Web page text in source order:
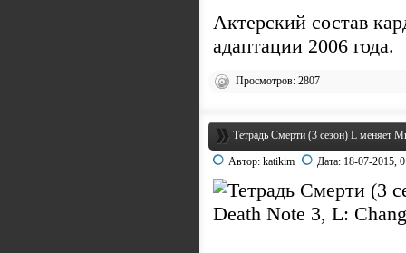
Актерский состав
адаптации 2006 года.
Просмотров: 2807
Тетрадь Смерти (3 сезон) L меняет
Автор: katikim Дата: 18-07-2015,